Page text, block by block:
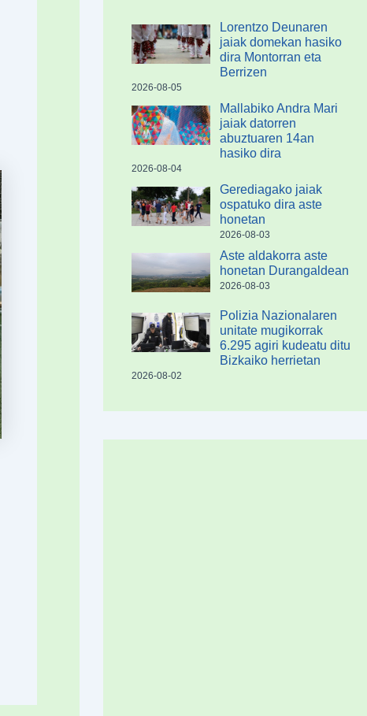
Lorentzo Deunaren
jaiak domekan hasiko
dira Montorran eta
Berrizen
2026-08-05
Mallabiko Andra Mari
jaiak datorren
abuztuaren 14an
hasiko dira
2026-08-04
Gerediagako jaiak
ospatuko dira aste
honetan
2026-08-03
Aste aldakorra aste
honetan Durangaldean
2026-08-03
Polizia Nazionalaren
unitate mugikorrak
6.295 agiri kudeatu ditu
Bizkaiko herrietan
2026-08-02